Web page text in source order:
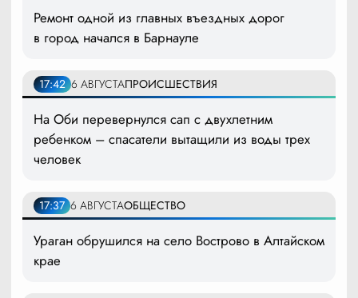
Ремонт одной из главных въездных дорог
в город начался в Барнауле
17:42 6 АВГУСТАПРОИСШЕСТВИЯ
На Оби перевернулся сап с двухлетним
ребенком – спасатели вытащили из воды трех
человек
17:37 6 АВГУСТАОБЩЕСТВО
Ураган обрушился на село Вострово в Алтайском
крае